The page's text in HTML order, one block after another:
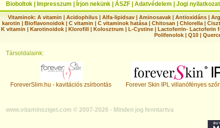
Bioboltok Impresszum Írjon nekünk ÁSZF Adatvédelem Jogi nyilatkozat
Vitaminok: A vitamin |Acidophilus |Alfa-lipidsav |Aminosavak |Antioxidáns |
karotin | Bioflavonoidok | C vitamin | C vitaminok hatása | Chitosan | Chlorella |
K vitamin | Karotinoidok | Klorofill | Kolosztrum | L-Cystine | Lactoferrin- Lactoferin
Polifenolok |Q10 |
Társoldalaink:
ForeverSlim.hu - kavitációs zsírbontás Forever Skin IPL villanófényes
www.vitaminsziget.com © 2007-2026 - Minden jog fenntartva